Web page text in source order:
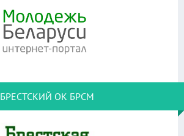
БРЕСТСКИЙ ОК БРСМ